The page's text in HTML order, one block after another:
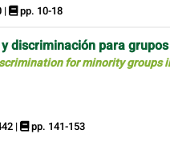
| pp. 10-18
discriminación para
for minority groups
| pp. 141-153